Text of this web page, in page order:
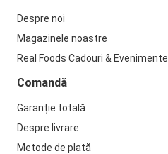
Despre noi
Magazinele noastre
Real Foods Cadouri & Evenimente
Comandă
Garanție totală
Despre livrare
Metode de plată